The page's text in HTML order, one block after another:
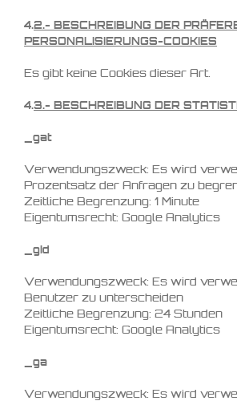
4.2.- BESCHREIBUNG DER
PERSONALISIERUNGS-COOKIES
Es gibt keine Cookies dieser Art.
4.3.- BESCHREIBUNG DER
_gat
Verwendungszweck: Es wird
Prozentsatz der Anfragen zu
Zeitliche Begrenzung: 1 Minute
Eigentumsrecht: Google Analytics
_gid
Verwendungszweck: Es wird
Benutzer zu unterscheiden
Zeitliche Begrenzung: 24 Stunden
Eigentumsrecht: Google Analytics
_ga
Verwendungszweck: Es wird